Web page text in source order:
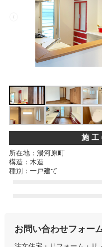
施
所在地：湯河原町
構造：木造
種別：一戸建て
お問い合わせフォー